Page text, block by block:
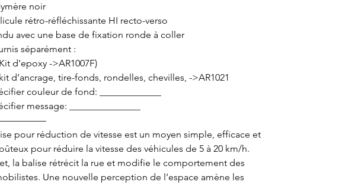
noir
rétro-réfléchissante HI recto-verso
avec une base de fixation ronde à coller
séparément :
Kit d’epoxy ->AR1007F)
kit d’ancrage, tire-fonds, rondelles, chevilles, ->AR1021
couleur de fond: _____________
message: _______________
pour réduction de vitesse est un moyen simple, efficace et
pour réduire la vitesse des véhicules de 5 à 20 km/h.
la balise rétrécit la rue et modifie le comportement des
Une nouvelle perception de l’espace amène les